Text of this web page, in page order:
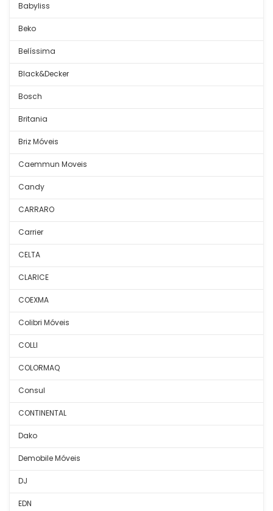
Babyliss
Beko
Belíssima
Black&Decker
Bosch
Britania
Briz Móveis
Caemmun Moveis
Candy
CARRARO
Carrier
CELTA
CLARICE
COEXMA
Colibri Móveis
COLLI
COLORMAQ
Consul
CONTINENTAL
Dako
Demobile Móveis
DJ
EDN